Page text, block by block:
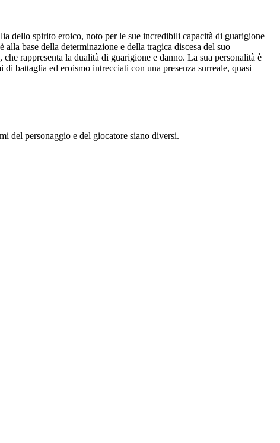
dello spirito eroico, noto per le sue incredibili capacità di guarigione
base della determinazione e della tragica discesa del suo
rappresenta la dualità di guarigione e danno. La sua personalità è
battaglia ed eroismo intrecciati con una presenza surreale, quasi
del personaggio e del giocatore siano diversi.